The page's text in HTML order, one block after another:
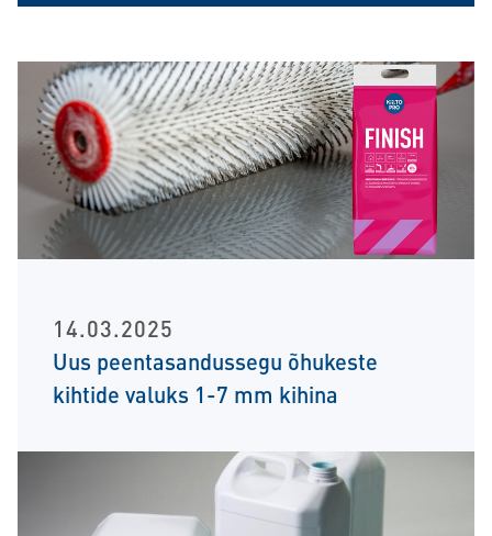
14.03.2025
Uus peentasandussegu õhukeste
kihtide valuks 1-7 mm kihina